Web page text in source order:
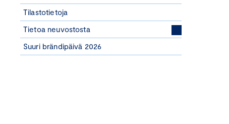
Tilastotietoja
Tietoa neuvostosta
Suuri brändipäivä 2026